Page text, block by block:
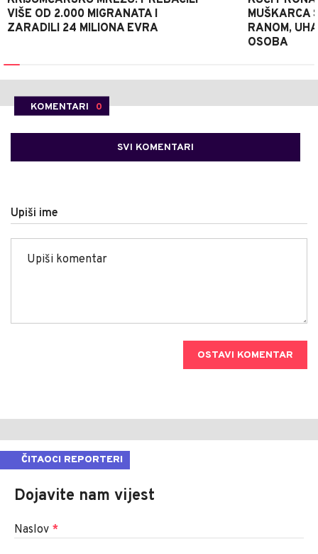
VIŠE OD 2.000 MIGRANATA I
ZARADILI 24 MILIONA EVRA
MUŠKARCA
RANOM,
OSOBA
KOMENTARI 0
SVI KOMENTARI
Upiši ime
OSTAVI KOMENTAR
ČITAOCI REPORTERI
Dojavite nam vijest
Naslov *